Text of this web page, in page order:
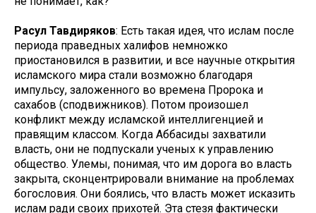
Расул Тавдиряков: Есть такая идея, что ислам после
периода праведных халифов немножко
приостановился в развитии, и все научные открытия
исламского мира стали возможно благодаря
импульсу, заложенного во времена Пророка и
сахабов (сподвижников). Потом произошел
конфликт между исламской интеллигенцией и
правящим классом. Когда Аббасиды захватили
власть, они не подпускали ученых к управлению
общество. Улемы, понимая, что им дорога во власть
закрыта, сконцентрировали внимание на проблемах
богословия. Они боялись, что власть может исказить
ислам ради своих прихотей. Эта стезя фактически